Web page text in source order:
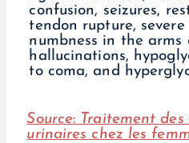
confusion, seizures,
tendon rupture,
numbness in the arms
hallucinations,
to coma, and
Source: Traitement
urinaires chez les